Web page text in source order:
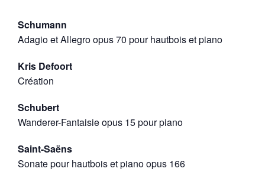
Schumann
Adagio et Allegro opus 70 pour hautbois et piano
Kris Defoort
Création
Schubert
Wanderer-Fantaisie opus 15 pour piano
Saint-Saëns
Sonate pour hautbois et piano opus 166